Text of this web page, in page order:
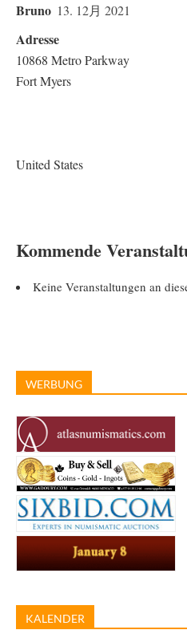
Bruno 13. 12月 2021
Adresse
10868 Metro Parkway
Fort Myers
United States
Kommende
Keine Veranstaltungen an
WERBUNG
KALENDER